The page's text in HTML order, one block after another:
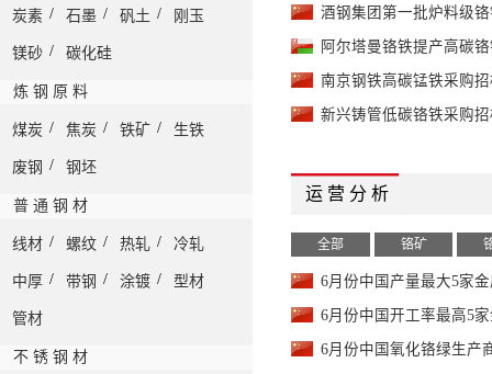
炭素 / 石墨 / 矾土 / 刚玉
镁砂 / 碳化硅
炼 钢 原 料
煤炭 / 焦炭 / 铁矿 / 生铁
废钢 / 钢坯
普 通 钢 材
线材 / 螺纹 / 热轧 / 冷轧
中厚 / 带钢 / 涂镀 / 型材
管材
不 锈 钢 材
铬铁-Cr 55%min, C 0.1%max
铬铁-Cr 55%min, C
铬铁- Cr 60%min, C 8%max
铬铁-Cr 60%min, C 0.1%max
酒钢集团第一批炉料级
阿尔塔曼铬铁提产高碳
南京钢铁高碳锰铁采购
新兴铸管低碳铬铁采购
运 营 分 析
全部 铬矿
6月份中国产量最大5家
6月份中国开工率最高5
6月份中国氧化铬绿生产